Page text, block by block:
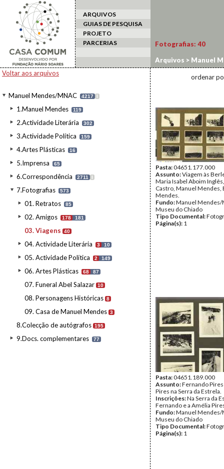
ARQUIVOS
GUIAS DE PESQUISA
PROJETO
PARCERIAS
Voltar aos arquivos
Manuel Mendes/MNAC 4217 I
1.Manuel Mendes 119
2.Actividade Literária 302
3.Actividade Política 159
4.Artes Plásticas 16
5.Imprensa 65
6.Correspondência 2711 I
7.Fotografias 573
01. Retratos 85
02. Amigos 178 181
03. Viagens 40
04. Actividade Literária 3 10
05. Actividade Política 2 149
06. Artes Plásticas 68 87
07. Funeral Abel Salazar 10
08. Personagens Históricas 8
09. Casa de Manuel Mendes 3
8.Colecção de autógrafos 195
9.Docs. complementares 77
Fotografias: 40
Arquivos > Manuel
ordenar
Pasta:04651.177.000
Assunto:Viagem às
Maria Isabel Aboim
Castro, Manuel Mendes,
Mendes.
Fundo:Manuel Mendes/
Museu do Chiado
Tipo Documental:
Página(s): 1
Pasta:04651.189.000
Assunto:Fernando
Pires na Serra da Estrela.
Inscrições:Na Serra da
Fernando e a Amélia
Fundo:Manuel Mendes/
Museu do Chiado
Tipo Documental:
Página(s): 1